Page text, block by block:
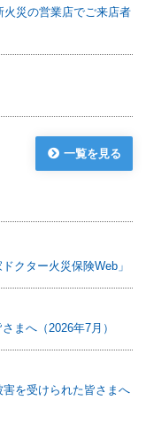
災の営業店でご来店者
一覧を見る
クター火災保険Web」
まへ（2026年7月）
を受けられた皆さまへ